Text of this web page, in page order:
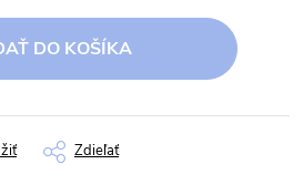
DO KOŠÍKA
Zdieľať